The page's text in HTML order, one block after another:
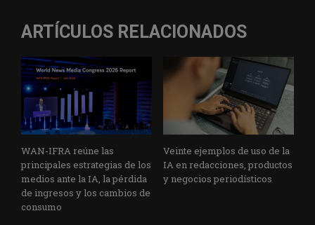
ARTÍCULOS RELACIONADOS
WAN-IFRA reúne las
principales estrategias de los
medios ante la IA, la pérdida
de ingresos y los cambios de
consumo
Veinte ejemplos de uso de la
IA en redacciones, productos
y negocios periodísticos